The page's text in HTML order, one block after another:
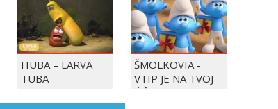
HUBA – LARVA
TUBA
ŠMOLKOVIA -
VTIP JE NA TVOJ
ÚČET